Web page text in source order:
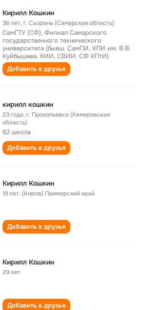
Кирилл Кошкин
36 лет,г. Сызрань (Самарская область)
СамГТУ (СФ), Филиал Самарского
государственного технического
университета (бывш. СамПИ, КПИ им. В.В.
Куйбышева, КИИ, СВИИ, СФ КПтИ)
Добавить в друзья
кирилл кошкин
23 года,г. Прокопьевск (Кемеровская
область)
62 школа
Добавить в друзья
Кирилл Кошкин
19 лет,(Киров) Приморский край
Добавить в друзья
Кирилл Кошкин
29 лет
Добавить в друзья